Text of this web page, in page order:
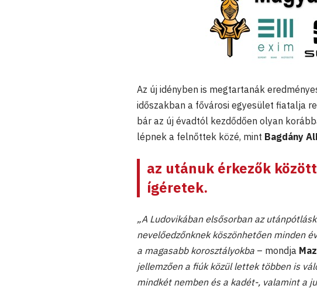
Az új idényben is megtartanák
időszakban a fővárosi egyesület fiatalja
bár az új évadtól kezdődően olyan
lépnek a felnőttek közé, mint Bagdány
az utánuk érkezők
ígéretek.
„A Ludovikában elsősorban az
nevelőedzőnknek köszönhetően minden
a magasabb korosztályokba – mondja
jellemzően a fiúk közül lettek többen is
mindkét nemben és a kadét-, valamint a